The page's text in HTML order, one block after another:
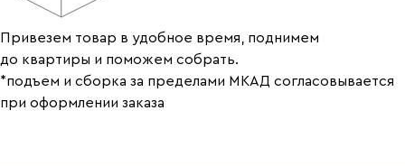
Привезем товар в удобное время, поднимем
до квартиры и поможем собрать.
*подъем и сборка за пределами МКАД согласовывается
при оформлении заказа